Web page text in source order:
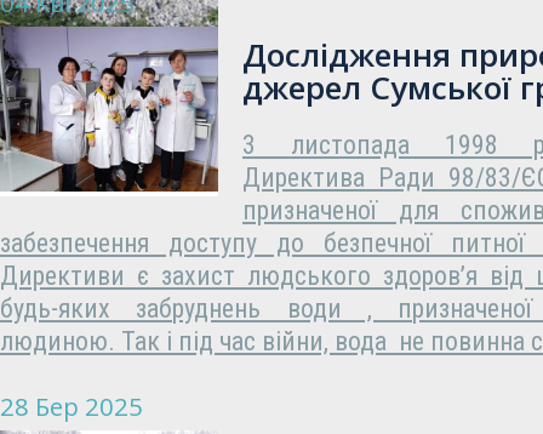
Дослідження
джерел Сумської
3 листопада 1998
Директива Ради 98/83/
призначеної для
забезпечення доступу до безпечної
Директиви є захист людського здоров’я від
будь-яких забруднень води ,
людиною. Так і під час війни, вода не повинна
28 Бер 2025